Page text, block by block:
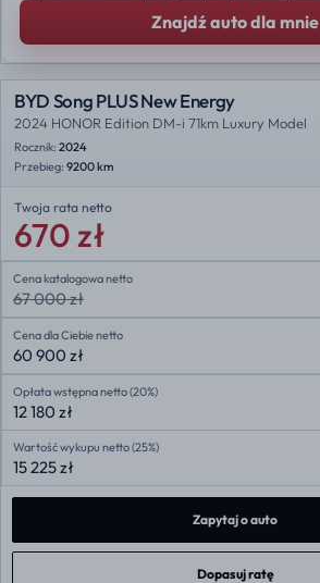
Znajdź auto dla mnie
BYD Song PLUS New Energy
2024 HONOR Edition DM-i 71km Luxury Model
Rocznik: 2024
Przebieg: 9200 km
Twoja rata netto
670 zł
Cena katalogowa netto
67 000 zł
Cena dla Ciebie netto
60 900 zł
Opłata wstępna netto (20%)
12 180 zł
Wartość wykupu netto (25%)
15 225 zł
Zapytaj o auto
Dopasuj ratę